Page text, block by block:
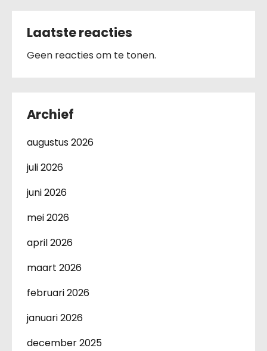
Laatste reacties
Geen reacties om te tonen.
Archief
augustus 2026
juli 2026
juni 2026
mei 2026
april 2026
maart 2026
februari 2026
januari 2026
december 2025